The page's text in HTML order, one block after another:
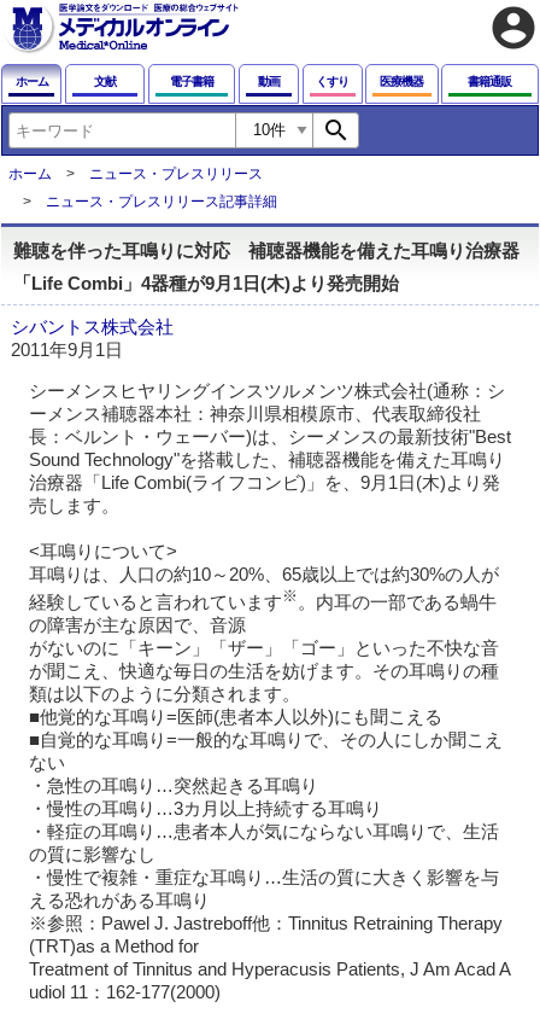
account_circle
ホーム 文献 電子書籍 動画 くすり 医療機器 書籍通販
search
ホーム
ニュース・プレスリリース
ニュース・プレスリリース記事詳細
難聴を伴った耳鳴りに対応 補聴器機能を備えた耳鳴り治療器
「Life Combi」4器種が9月1日(木)より発売開始
シバントス株式会社
2011年9月1日
シーメンスヒヤリングインスツルメンツ株式会社(通称：シ
ーメンス補聴器本社：神奈川県相模原市、代表取締役社
長：ベルント・ウェーバー)は、シーメンスの最新技術"Best
Sound Technology"を搭載した、補聴器機能を備えた耳鳴り
治療器「Life Combi(ライフコンビ)」を、9月1日(木)より発
売します。
<耳鳴りについて>
耳鳴りは、人口の約10～20%、65歳以上では約30%の人が
経験していると言われています ※ 。内耳の一部である蝸牛
の障害が主な原因で、音源
がないのに「キーン」「ザー」「ゴー」といった不快な音
が聞こえ、快適な毎日の生活を妨げます。その耳鳴りの種
類は以下のように分類されます。
■他覚的な耳鳴り=医師(患者本人以外)にも聞こえる
■自覚的な耳鳴り=一般的な耳鳴りで、その人にしか聞こえ
ない
・急性の耳鳴り…突然起きる耳鳴り
・慢性の耳鳴り…3カ月以上持続する耳鳴り
・軽症の耳鳴り…患者本人が気にならない耳鳴りで、生活
の質に影響なし
・慢性で複雑・重症な耳鳴り…生活の質に大きく影響を与
える恐れがある耳鳴り
※参照：Pawel J. Jastreboff他：Tinnitus Retraining Therapy
(TRT)as a Method for
Treatment of Tinnitus and Hyperacusis Patients, J Am Acad A
udiol 11：162-177(2000)